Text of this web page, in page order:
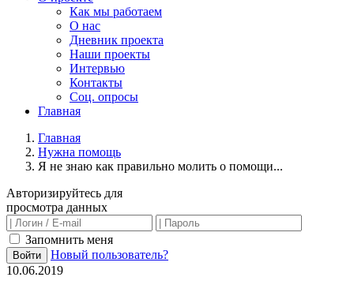
Как мы работаем
О нас
Дневник проекта
Наши проекты
Интервью
Контакты
Соц. опросы
Главная
Главная
Нужна помощь
Я не знаю как правильно молить о помощи...
Авторизируйтесь для
просмотра данных
Запомнить меня
Войти
Новый пользователь?
10.06.2019